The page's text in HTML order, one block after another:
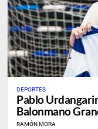
DEPORTES
Pablo
Balonmano
RAMÓN MORA